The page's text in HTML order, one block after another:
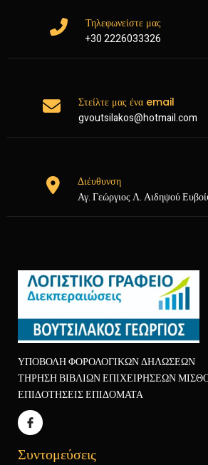
Τηλεφωνείστε μας
+30 2226033326
Στείλτε μας ένα email
gvoutsilakos@hotmail.com
Διέυθυνση
Αγ. Γεώργιος Λ. Αιδηψού
ΥΠΟΒΟΛΗ ΦΟΡΟΛΟΓΙΚΩΝ ΔΗΛΩΣΕΩΝ
ΤΗΡΗΣΗ ΒΙΒΛΙΩΝ ΕΠΙΧΕΙΡΗΣΕΩΝ
ΕΠΙΔΟΤΗΣΕΙΣ ΕΠΙΔΟΜΑΤΑ
Συντομεύσεις